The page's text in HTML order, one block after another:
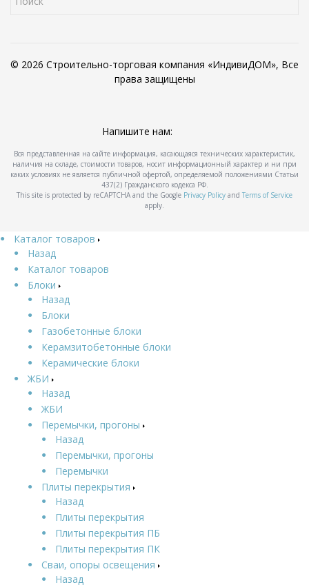
© 2026 Строительно-торговая компания «ИндивиДОМ», Все
права защищены
Напишите нам:
Вся представленная на сайте информация, касающаяся технических характеристик,
наличия на складе, стоимости товаров, носит информационный характер и ни при
каких условиях не является публичной офертой, определяемой положениями Статьи
437(2) Гражданского кодекса РФ.
This site is protected by reCAPTCHA and the Google Privacy Policy and Terms of Service
apply.
Каталог товаров
Назад
Каталог товаров
Блоки
Назад
Блоки
Газобетонные блоки
Керамзитобетонные блоки
Керамические блоки
ЖБИ
Назад
ЖБИ
Перемычки, прогоны
Назад
Перемычки, прогоны
Перемычки
Плиты перекрытия
Назад
Плиты перекрытия
Плиты перекрытия ПБ
Плиты перекрытия ПК
Сваи, опоры освещения
Назад